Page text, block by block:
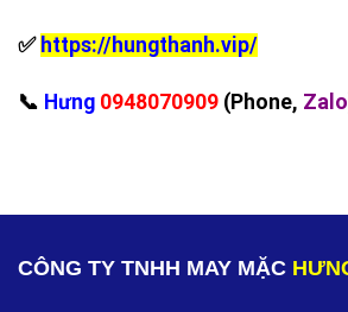
✅ https://hungthanh.vip/
‪📞 Hưng 0948070909 (Phone, Zalo
CÔNG TY TNHH MAY MẶC